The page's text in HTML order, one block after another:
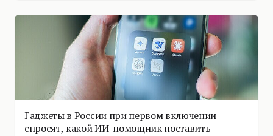
Гаджеты в России при первом включении
спросят, какой ИИ-помощник поставить